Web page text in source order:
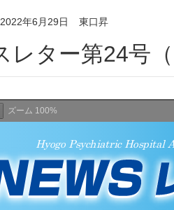
2022年6月29日 東口昇
レター第24号
ズーム 100%